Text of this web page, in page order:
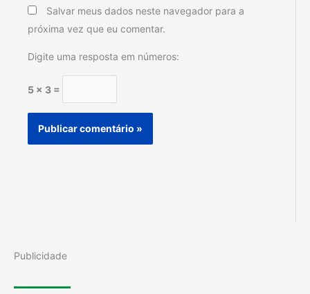
Salvar meus dados neste navegador para a
próxima vez que eu comentar.
Digite uma resposta em números:
5 × 3 =
Publicidade